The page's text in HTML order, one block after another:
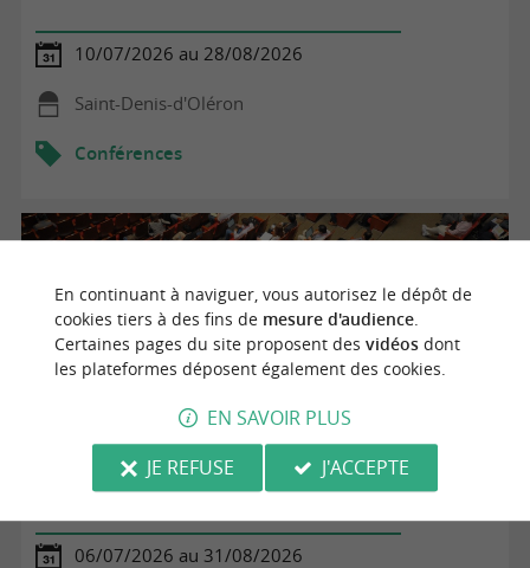
10/07/2026 au 28/08/2026
Saint-Denis-d'Oléron
Conférences
À la fraîche des cabanes
06/07/2026 au 31/08/2026
En continuant à naviguer, vous autorisez le dépôt de
cookies tiers à des fins de mesure d'audience.
Certaines pages du site proposent des vidéosdont
les plateformes déposent également des cookies.
EN SAVOIR PLUS
JE REFUSE
J'ACCEPTE